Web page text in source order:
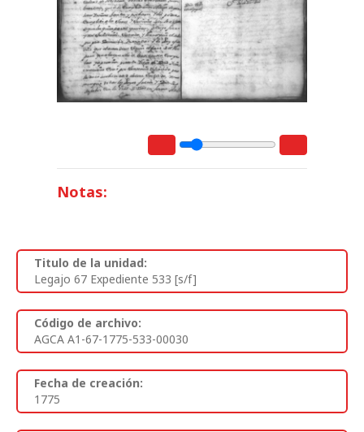
Notas:
Titulo de la unidad:
Legajo 67 Expediente 533 [s/f]
Código de archivo:
AGCA A1-67-1775-533-00030
Fecha de creación:
1775